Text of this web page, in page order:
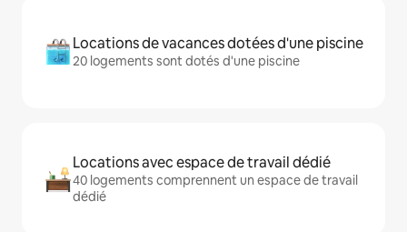
Locations de vacances dotées d'une piscine
20 logements sont dotés d'une piscine
Locations avec espace de travail dédié
40 logements comprennent un espace de travail
dédié